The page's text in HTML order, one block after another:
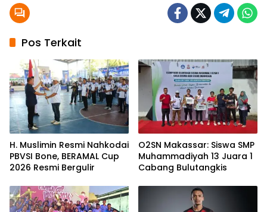
Pos Terkait
H. Muslimin Resmi Nahkodai
PBVSI Bone, BERAMAL Cup
2026 Resmi Bergulir
O2SN Makassar: Siswa SMP
Muhammadiyah 13 Juara 1
Cabang Bulutangkis